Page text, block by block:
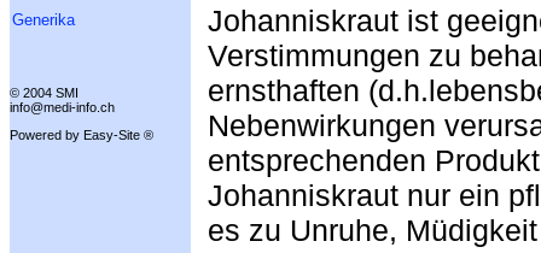
Generika
© 2004 SMI
info@medi-info.ch
Powered by Easy-Site ®
Johanniskraut ist
Verstimmungen zu
ernsthaften
Nebenwirkungen
entsprechenden
Johanniskraut nur ein
es zu Unruhe,